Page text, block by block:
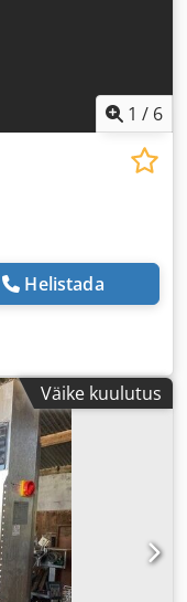
1 / 6
Helistada
Väike kuulutus